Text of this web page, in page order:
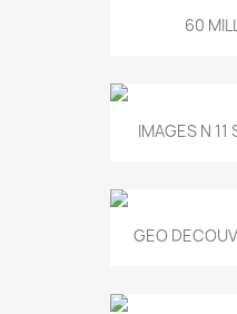
60
IMAGES N 11
GEO